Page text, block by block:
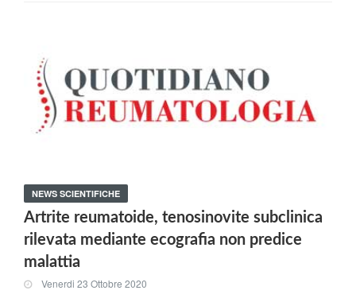
NEWS SCIENTIFICHE
Artrite reumatoide, tenosinovite subclinica
rilevata mediante ecografia non predice
malattia
Venerdi 23 Ottobre 2020